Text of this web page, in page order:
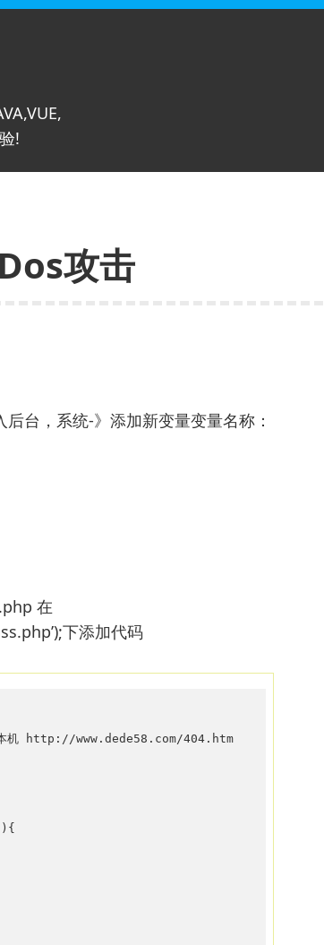
!
攻击
台，系统-》添加新变量变量名称：
在
下添加代码
本机 http://www.dede58.com/404.htm